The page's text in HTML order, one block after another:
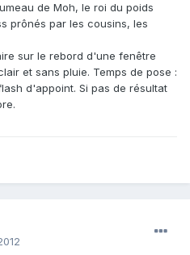
de Moh, le roi du poids
prônés par les cousins, les
sur le rebord d'une fenêtre
et sans pluie. Temps de pose :
d'appoint. Si pas de résultat